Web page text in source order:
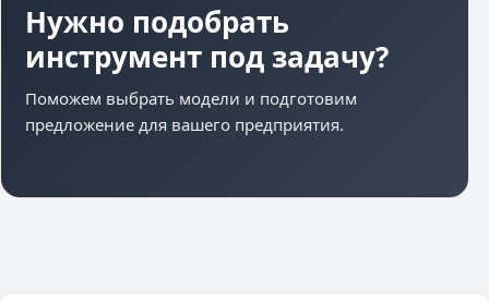
Нужно подобрать
инструмент под задачу?
Поможем выбрать модели и подготовим
предложение для вашего предприятия.